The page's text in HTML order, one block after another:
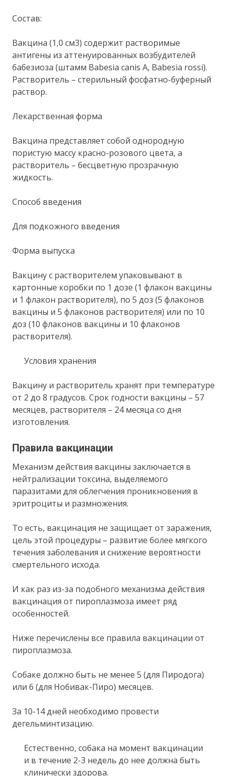
Состав:
Вакцина (1,0 см3) содержит растворимые
антигены из аттенуированных возбудителей
бабезиоза (штамм Babesia canis A, Babesia rossi).
Растворитель – стерильный фосфатно-буферный
раствор.
Лекарственная форма
Вакцина представляет собой однородную
пористую массу красно-розового цвета, а
растворитель – бесцветную прозрачную
жидкость.
Способ введения
Для подкожного введения
Форма выпуска
Вакцину с растворителем упаковывают в
картонные коробки по 1 дозе (1 флакон вакцины
и 1 флакон растворителя), по 5 доз (5 флаконов
вакцины и 5 флаконов растворителя) или по 10
доз (10 флаконов вакцины и 10 флаконов
растворителя).
Условия хранения
Вакцину и растворитель хранят при температуре
от 2 до 8 градусов. Срок годности вакцины – 57
месяцев, растворителя – 24 месяца со дня
изготовления.
Правила вакцинации
Механизм действия вакцины заключается в
нейтрализации токсина, выделяемого
паразитами для облегчения проникновения в
эритроциты и размножения.
То есть, вакцинация не защищает от заражения,
цель этой процедуры – развитие более мягкого
течения заболевания и снижение вероятности
смертельного исхода.
И как раз из-за подобного механизма действия
вакцинация от пироплазмоза имеет ряд
особенностей.
Ниже перечислены все правила вакцинации от
пироплазмоза.
Собаке должно быть не менее 5 (для Пиродога)
или 6 (для Нобивак-Пиро) месяцев.
За 10-14 дней необходимо провести
дегельминтизацию.
Естественно, собака на момент вакцинации
и в течение 2-3 недель до нее должна быть
клинически здорова.